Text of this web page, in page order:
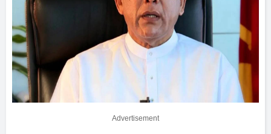
Advertisement